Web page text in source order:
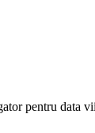
pentru data